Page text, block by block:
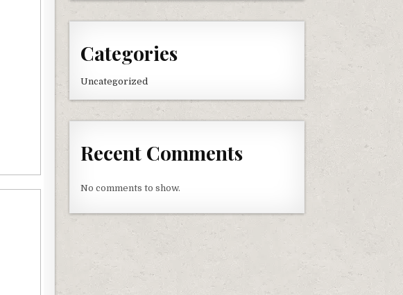
Categories
Uncategorized
Recent Comments
No comments to show.